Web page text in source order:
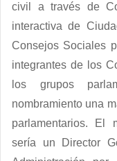
civil a través de
interactiva de
Consejos Sociales
integrantes de los
los grupos
nombramiento una
parlamentarios. El
sería un
Director